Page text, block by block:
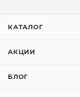
КАТАЛОГ
АКЦИИ
БЛОГ